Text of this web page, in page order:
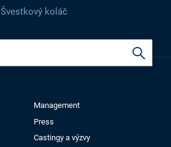
Švestkový koláč
Management
Press
Castingy a výzvy